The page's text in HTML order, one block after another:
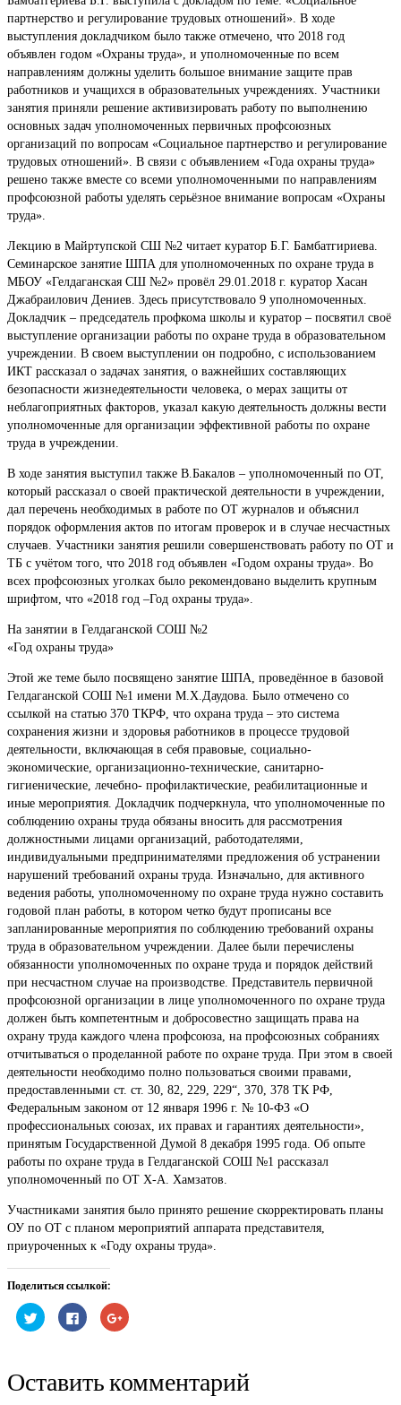
партнерство и регулирование трудовых отношений». В ходе
выступления докладчиком было также отмечено, что 2018 год
объявлен годом «Охраны труда», и уполномоченные по всем
направлениям должны уделить большое внимание защите прав
работников и учащихся в образовательных учреждениях. Участники
занятия приняли решение активизировать работу по выполнению
основных задач уполномоченных первичных профсоюзных
организаций по вопросам «Социальное партнерство и регулирование
трудовых отношений». В связи с объявлением «Года охраны труда»
решено также вместе со всеми уполномоченными по направлениям
профсоюзной работы уделять серьёзное внимание вопросам «Охраны
труда».
Лекцию в Майртупской СШ №2 читает куратор Б.Г. Бамбатгириева.
Семинарское занятие ШПА для уполномоченных по охране труда в
МБОУ «Гелдаганская СШ №2» провёл 29.01.2018 г. куратор Хасан
Джабраилович Дениев. Здесь присутствовало 9 уполномоченных.
Докладчик – председатель профкома школы и куратор – посвятил своё
выступление организации работы по охране труда в образовательном
учреждении. В своем выступлении он подробно, с использованием
ИКТ рассказал о задачах занятия, о важнейших составляющих
безопасности жизнедеятельности человека, о мерах защиты от
неблагоприятных факторов, указал какую деятельность должны вести
уполномоченные для организации эффективной работы по охране
труда в учреждении.
В ходе занятия выступил также В.Бакалов – уполномоченный по ОТ,
который рассказал о своей практической деятельности в учреждении,
дал перечень необходимых в работе по ОТ журналов и объяснил
порядок оформления актов по итогам проверок и в случае несчастных
случаев. Участники занятия решили совершенствовать работу по ОТ и
ТБ с учётом того, что 2018 год объявлен «Годом охраны труда». Во
всех профсоюзных уголках было рекомендовано выделить крупным
шрифтом, что «2018 год –Год охраны труда».
На занятии в Гелдаганской СОШ №2
«Год охраны труда»
Этой же теме было посвящено занятие ШПА, проведённое в базовой
Гелдаганской СОШ №1 имени М.Х.Даудова. Было отмечено со
ссылкой на статью 370 ТКРФ, что охрана труда – это система
сохранения жизни и здоровья работников в процессе трудовой
деятельности, включающая в себя правовые, социально-
экономические, организационно-технические, санитарно-
гигиенические, лечебно- профилактические, реабилитационные и
иные мероприятия. Докладчик подчеркнула, что уполномоченные по
соблюдению охраны труда обязаны вносить для рассмотрения
должностными лицами организаций, работодателями,
индивидуальными предпринимателями предложения об устранении
нарушений требований охраны труда. Изначально, для активного
ведения работы, уполномоченному по охране труда нужно составить
годовой план работы, в котором четко будут прописаны все
запланированные мероприятия по соблюдению требований охраны
труда в образовательном учреждении. Далее были перечислены
обязанности уполномоченных по охране труда и порядок действий
при несчастном случае на производстве. Представитель первичной
профсоюзной организации в лице уполномоченного по охране труда
должен быть компетентным и добросовестно защищать права на
охрану труда каждого члена профсоюза, на профсоюзных собраниях
отчитываться о проделанной работе по охране труда. При этом в своей
деятельности необходимо полно пользоваться своими правами,
предоставленными ст. ст. 30, 82, 229, 229“, 370, 378 ТК РФ,
Федеральным законом от 12 января 1996 г. № 10-ФЗ «О
профессиональных союзах, их правах и гарантиях деятельности»,
принятым Государственной Думой 8 декабря 1995 года. Об опыте
работы по охране труда в Гелдаганской СОШ №1 рассказал
уполномоченный по ОТ Х-А. Хамзатов.
Участниками занятия было принято решение скорректировать планы
ОУ по ОТ с планом мероприятий аппарата представителя,
приуроченных к «Году охраны труда».
Поделиться ссылкой:
Нажмите,
чтобы
поделиться
в
новом
Нажмите
здесь,
чтобы
Facebook.
(Открывается
Нажмите,
чтобы
в
новом
Оставить комментарий